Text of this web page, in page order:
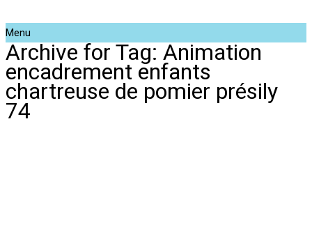
Menu
Archive for Tag: Animation
encadrement enfants
chartreuse de pomier présily
74